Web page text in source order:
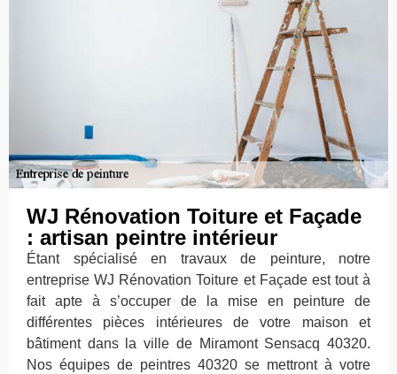
WJ Rénovation Toiture et Façade
: artisan peintre intérieur
Étant spécialisé en travaux de peinture, notre
entreprise WJ Rénovation Toiture et Façade est tout à
fait apte à s’occuper de la mise en peinture de
différentes pièces intérieures de votre maison et
bâtiment dans la ville de Miramont Sensacq 40320.
Nos équipes de peintres 40320 se mettront à votre